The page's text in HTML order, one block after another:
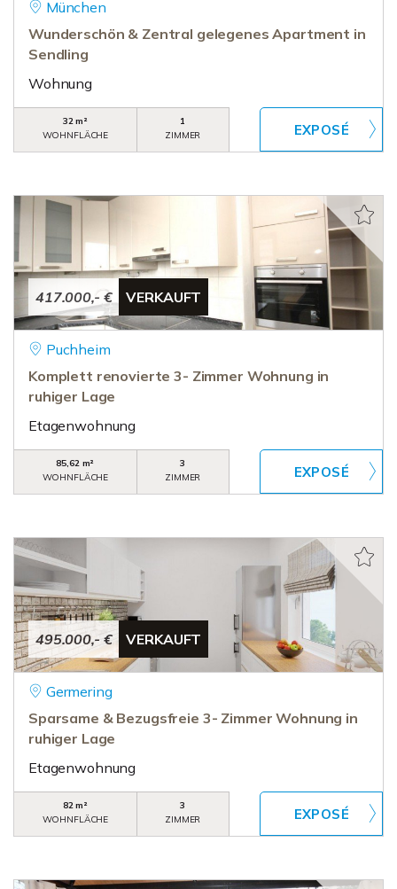
München
Wunderschön & Zentral gelegenes Apartment in
Sendling
Wohnung
32 m²
WOHNFLÄCHE
1
ZIMMER
417.000,- € VERKAUFT
Puchheim
Komplett renovierte 3- Zimmer Wohnung in
ruhiger Lage
Etagenwohnung
85,62 m²
WOHNFLÄCHE
3
ZIMMER
495.000,- € VERKAUFT
Germering
Sparsame & Bezugsfreie 3- Zimmer Wohnung in
ruhiger Lage
Etagenwohnung
82 m²
WOHNFLÄCHE
3
ZIMMER